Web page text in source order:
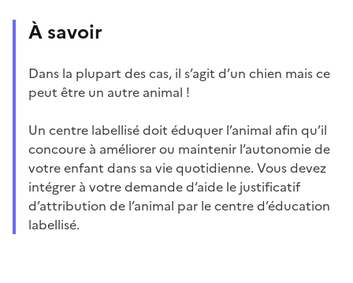
À savoir
Dans la plupart des cas, il s’agit d’un chien mais ce
peut être un autre animal !
Un centre labellisé doit éduquer l’animal afin qu’il
concoure à améliorer ou maintenir l’autonomie de
votre enfant dans sa vie quotidienne. Vous devez
intégrer à votre demande d’aide le justificatif
d’attribution de l’animal par le centre d’éducation
labellisé.